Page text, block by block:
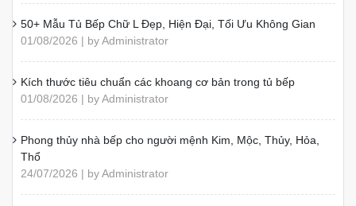
50+ Mẫu Tủ Bếp Chữ L Đẹp, Hiện Đại, Tối Ưu Không Gian
01/08/2026 | by Administrator
Kích thước tiêu chuẩn các khoang cơ bản trong tủ bếp
01/08/2026 | by Administrator
Phong thủy nhà bếp cho người mệnh Kim, Mộc, Thủy, Hỏa,
Thổ
24/07/2026 | by Administrator